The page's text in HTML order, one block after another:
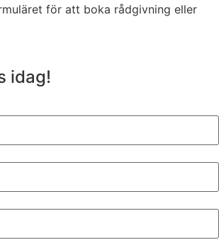
för att boka rådgivning eller
idag!